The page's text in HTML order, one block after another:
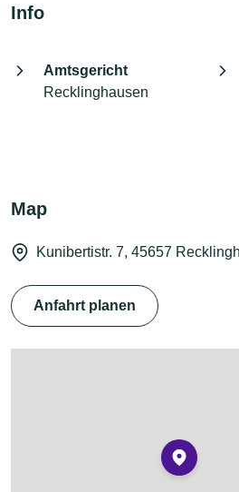
Info
Amtsgericht
Recklinghausen
Map
Kunibertistr. 7, 45657
Anfahrt planen